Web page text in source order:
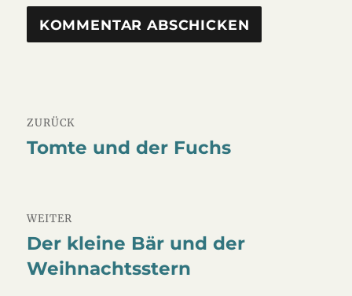
ZURÜCK
Vorheriger
Tomte und der Fuchs
WEITER
Nächster
Beitrag:
Der kleine Bär und der
Weihnachtsstern